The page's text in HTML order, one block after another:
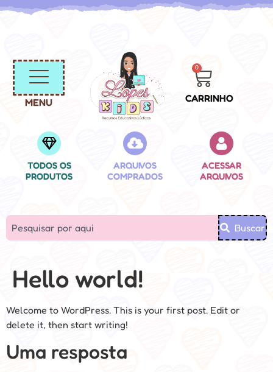
MENU
0
CARRINHO
TODOS OS
PRODUTOS
ARQUIVOS
COMPRADOS
ACESSAR
ARQUIVOS
Buscar
Hello world!
Welcome to WordPress. This is your first post. Edit or
delete it, then start writing!
Uma resposta